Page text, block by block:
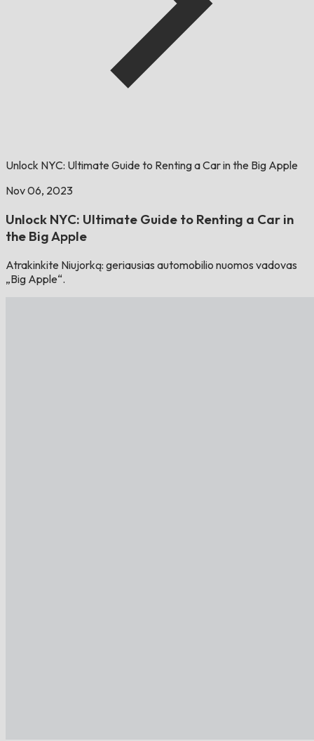
Unlock NYC: Ultimate Guide to Renting a Car in the Big Apple
Nov 06, 2023
Unlock NYC: Ultimate Guide to Renting a Car in
the Big Apple
Atrakinkite Niujorką: geriausias automobilio nuomos vadovas
„Big Apple“.